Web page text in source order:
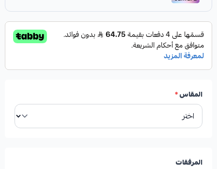
يمنح راحة تامة للطفلة أثناء اللبس مع لمعة فاخرة تظهر جمال
التصميم. مثالي للمناسبات الوطنية، الأعياد، والاحتفالات الخاصة
حيث يبرز الفستان أناقة الطفلة ويجعلها محط الأنظار.
المقاس*
المرفقات